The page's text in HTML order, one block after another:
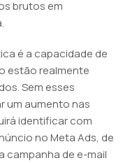
brutos em
é a capacidade de
estão realmente
Sem esses
um aumento nas
identificar com
no Meta Ads, de
campanha de e-mail